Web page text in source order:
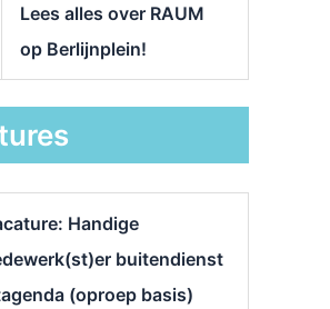
Lees alles over RAUM
op Berlijnplein!
Handige
buitendienst
(oproep basis)